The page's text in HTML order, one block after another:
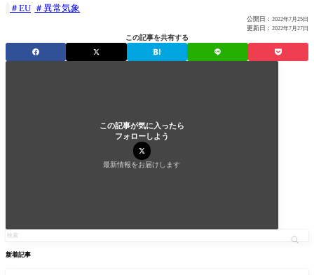
EU 異常気象
公開日： 2022年7月25日
更新日： 2022年7月27日
この記事を共有する
この記事が気に入ったら
フォローしよう
最新情報をお届けします
新着記事